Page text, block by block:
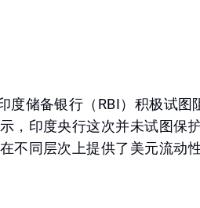
储备银行（RBI）积极试图
，印度央行这次并未试图保
不同层次上提供了美元流动